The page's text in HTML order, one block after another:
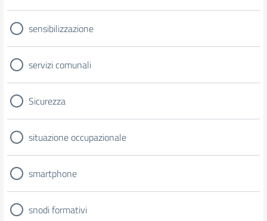
sensibilizzazione
servizi comunali
Sicurezza
situazione occupazionale
smartphone
snodi formativi